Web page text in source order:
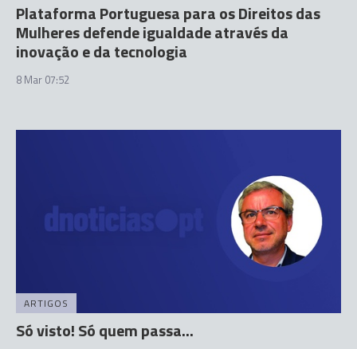
Plataforma Portuguesa para os Direitos das
Mulheres defende igualdade através da
inovação e da tecnologia
8 Mar 07:52
ARTIGOS
Só visto! Só quem passa...